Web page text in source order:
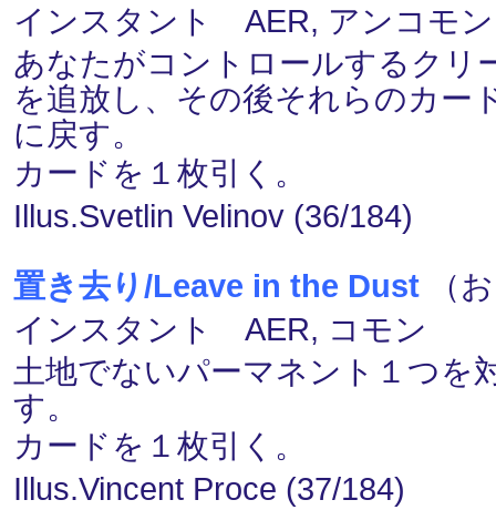
インスタント AER, アンコモン
あなたがコントロールするクリ
を追放し、その後それらのカー
に戻す。
カードを１枚引く。
Illus.Svetlin Velinov (36/184)
置き去り/Leave in the Dust （
インスタント AER, コモン
土地でないパーマネント１つを
す。
カードを１枚引く。
Illus.Vincent Proce (37/184)